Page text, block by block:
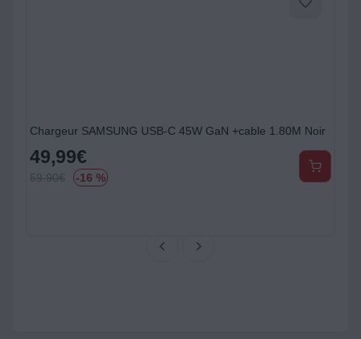
Noir Chargeur secteur SAMSUNG GaN 45W USB-C blanc
35,99